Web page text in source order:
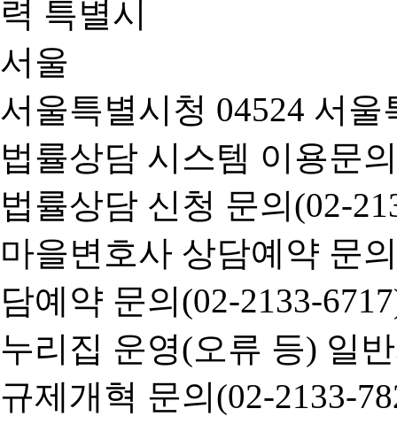
서울특별시청 04524 서
법률상담 시스템 이용문
법률상담 신청 문의(02-
마을변호사 상담예약 문
담예약 문의(02-2133-
누리집 운영(오류 등) 일
규제개혁 문의(02-2133-